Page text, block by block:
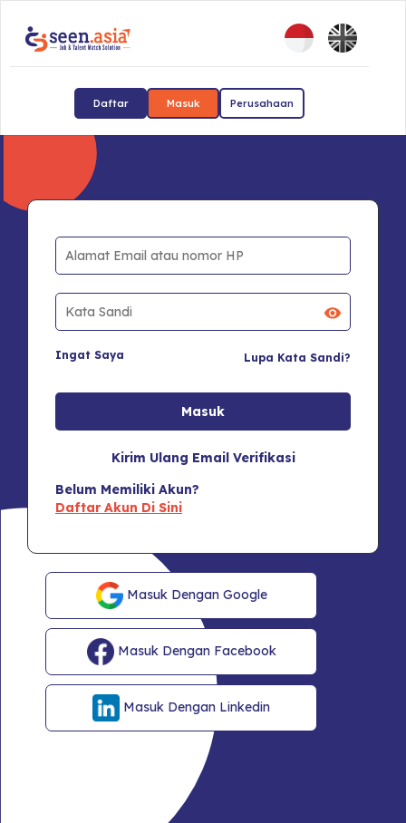
Daftar Masuk Perusahaan
Ingat Saya Lupa Kata Sandi?
Kirim Ulang Email Verifikasi
Belum Memiliki Akun?
Daftar Akun Di Sini
Masuk Dengan Google
Masuk Dengan Facebook
Masuk Dengan Linkedin